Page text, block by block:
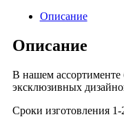
Описание
Описание
В нашем ассортименте
эксклюзивных
Сроки изготовления